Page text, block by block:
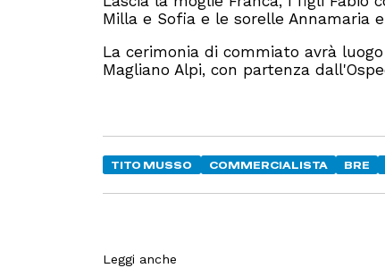
Milla e Sofia e le sorelle Annamaria
La cerimonia di commiato avrà
Magliano Alpi, con partenza
TITO MUSSO COMMERCIALISTA BRE
Leggi anche